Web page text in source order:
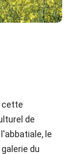
cette
de
le
du